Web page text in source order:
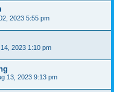
2023 5:55 pm
2023 1:10 pm
13, 2023 9:13 pm